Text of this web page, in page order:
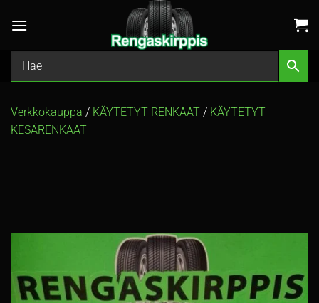
Verkkokauppa / KÄYTETYT RENKAAT / KÄYTETYT
KESÄRENKAAT